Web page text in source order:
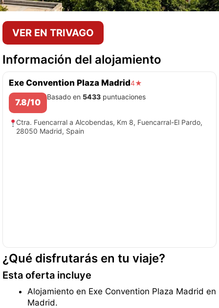
VER EN TRIVAGO
Información del alojamiento
Exe Convention Plaza Madrid4★
7.8/10
Basado en 5433 puntuaciones
Ctra. Fuencarral a Alcobendas, Km 8, Fuencarral-El Pardo,
28050 Madrid, Spain
¿Qué disfrutarás en tu viaje?
Esta oferta incluye
Alojamiento en Exe Convention Plaza Madrid en
Madrid.